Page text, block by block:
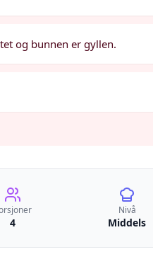
og bunnen er gyllen.
4
Nivå
Middels